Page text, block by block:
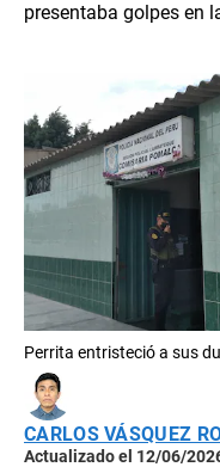
presentaba golpes en
Perrita entristeció a sus
CARLOS VÁSQUEZ
Actualizado el 12/06/